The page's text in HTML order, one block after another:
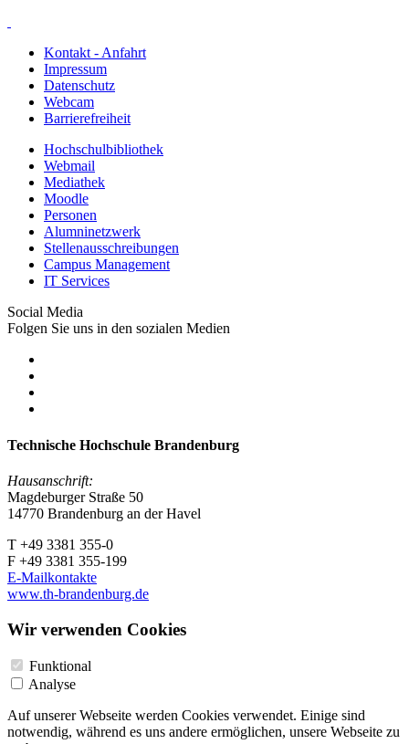
Kontakt - Anfahrt
Impressum
Datenschutz
Webcam
Barrierefreiheit
Hochschulbibliothek
Webmail
Mediathek
Moodle
Personen
Alumninetzwerk
Stellenausschreibungen
Campus Management
IT Services
Social Media
Folgen Sie uns in den sozialen Medien
Technische Hochschule Brandenburg
Hausanschrift:
Magdeburger Straße 50
14770 Brandenburg an der Havel
T +49 3381 355-0
F +49 3381 355-199
E-Mailkontakte
www.th-brandenburg.de
Wir verwenden Cookies
Funktional
Analyse
Auf unserer Webseite werden Cookies verwendet. Einige sind
notwendig, während es uns andere ermöglichen, unsere Webseite zu